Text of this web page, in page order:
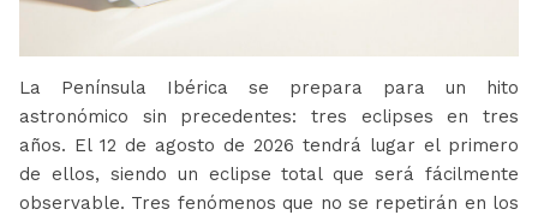
La Península Ibérica se prepara para un hito
astronómico sin precedentes: tres eclipses en tres
años. El 12 de agosto de 2026 tendrá lugar el primero
de ellos, siendo un eclipse total que será fácilmente
observable. Tres fenómenos que no se repetirán en los